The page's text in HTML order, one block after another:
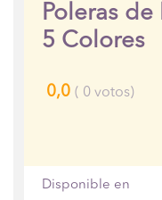
Poleras
5 Colores
0,0 ( 0 votos)
Disponible en